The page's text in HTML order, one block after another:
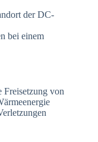
der DC-
bei einem
Freisetzung von